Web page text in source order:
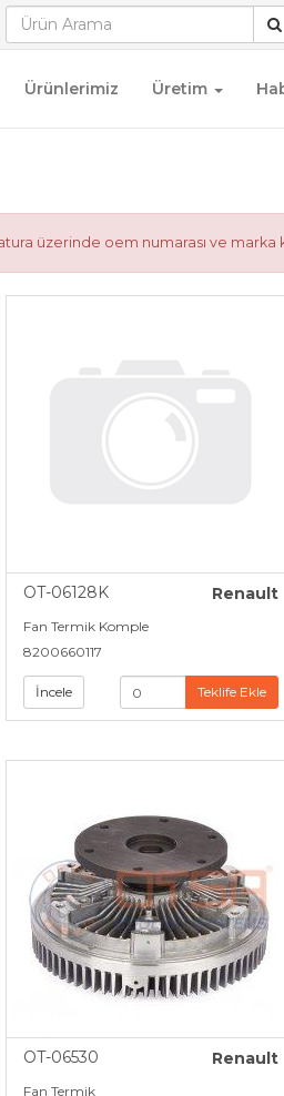
Ürünlerimiz Üretim
üzerinde oem numarası ve
OT-06128K Renault
Fan Termik Komple
­8200660117
İncele Teklife Ekle
OT-06530 Renault
Fan Termik